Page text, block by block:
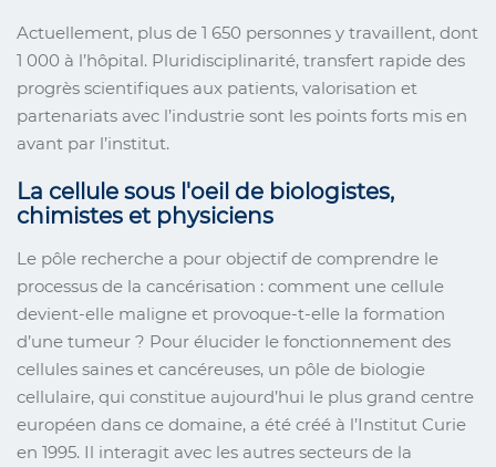
Actuellement, plus de 1 650 personnes y travaillent, dont
1 000 à l’hôpital. Pluridisciplinarité, transfert rapide des
progrès scientifiques aux patients, valorisation et
partenariats avec l’industrie sont les points forts mis en
avant par l’institut.
La cellule sous l'oeil de biologistes,
chimistes et physiciens
Le pôle recherche a pour objectif de comprendre le
processus de la cancérisation : comment une cellule
devient-elle maligne et provoque-t-elle la formation
d’une tumeur ? Pour élucider le fonctionnement des
cellules saines et cancéreuses, un pôle de biologie
cellulaire, qui constitue aujourd’hui le plus grand centre
européen dans ce domaine, a été créé à l’Institut Curie
en 1995. Il interagit avec les autres secteurs de la